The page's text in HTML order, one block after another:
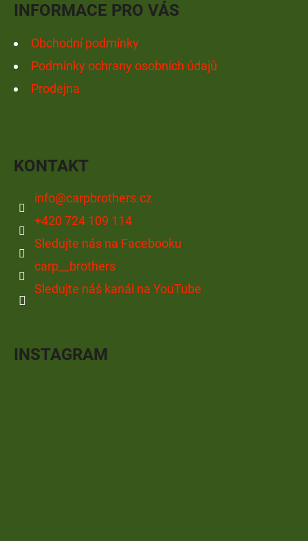
INFORMACE PRO VÁS
Obchodní podmínky
Podmínky ochrany osobních údajů
Prodejna
KONTAKT
info@carpbrothers.cz
+420 724 109 114
Sledujte nás na Facebooku
carp__brothers
Sledujte náš kanál na YouTube
INSTAGRAM